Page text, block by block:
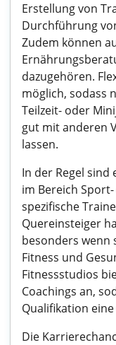
Erstellung von
Durchführung
Zudem können
dazugehören.
möglich, sodass
Teilzeit- oder
gut mit anderen
lassen.
In der Regel sind
im Bereich
spezifische
Quereinsteiger
besonders wenn
Fitness und
Fitnessstudios
Coachings an,
Qualifikation
Die